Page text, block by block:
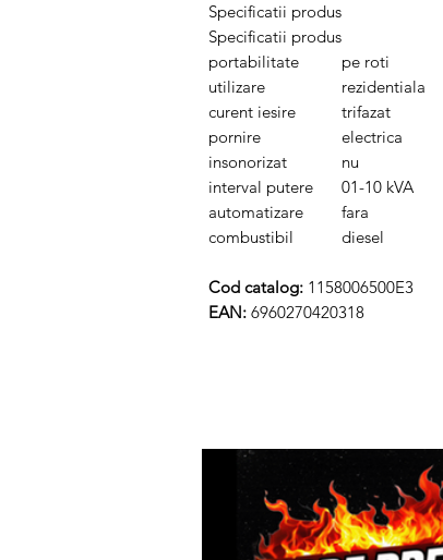
Specificatii produs
Specificatii produs
portabilitate
pe roti
utilizare
rezidentiala
curent iesire
trifazat
pornire
electrica
insonorizat
nu
interval putere
01-10 kVA
automatizare
fara
combustibil
diesel
Cod catalog:1158006500E3
EAN: 6960270420318